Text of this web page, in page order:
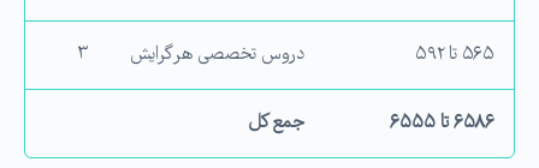
۵۶۵ تا ۵۹۲ دروس تخصصی هر گرایش
۶۵۸۶تا۶۵۵۵ جمع کل